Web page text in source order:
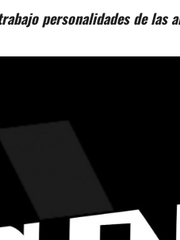
personalidades de las